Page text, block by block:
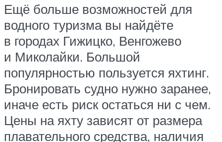
Ещё больше возможностей для
водного туризма вы найдёте
в городах Гижицко, Венгожево
и Миколайки. Большой
популярностью пользуется яхтинг.
Бронировать судно нужно заранее,
иначе есть риск остаться ни с чем.
Цены на яхту зависят от размера
плавательного средства, наличия